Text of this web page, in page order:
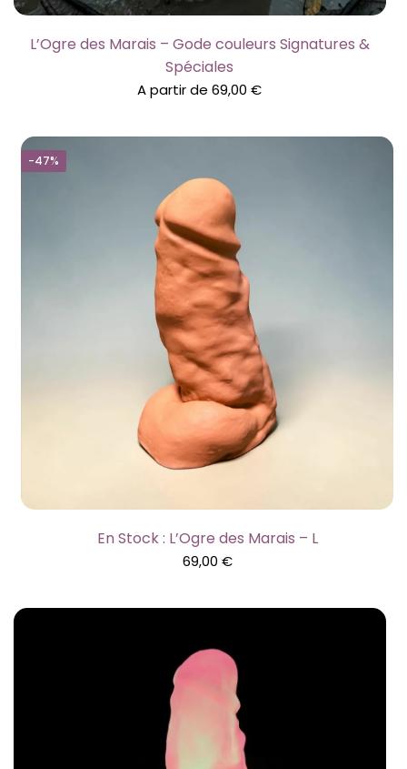
L’Ogre des Marais – Gode couleurs Signatures &
Spéciales
A partir de69,00€
-47%
En Stock : L’Ogre des Marais – L
69,00 €